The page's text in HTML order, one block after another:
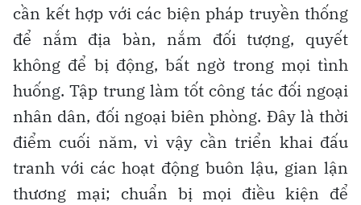
cần kết hợp với các biện pháp truyền thống
để nắm địa bàn, nắm đối tượng, quyết
không để bị động, bất ngờ trong mọi tình
huống. Tập trung làm tốt công tác đối ngoại
nhân dân, đối ngoại biên phòng. Đây là thời
điểm cuối năm, vì vậy cần triển khai đấu
tranh với các hoạt động buôn lậu, gian lận
thương mại; chuẩn bị mọi điều kiện để